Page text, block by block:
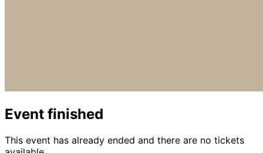
Event finished
This event has already ended and there are no tickets